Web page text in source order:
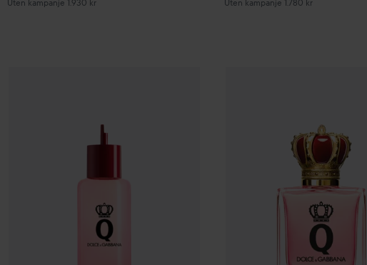
Uten kampanje 1.930 kr Uten kampanje 1.780 kr